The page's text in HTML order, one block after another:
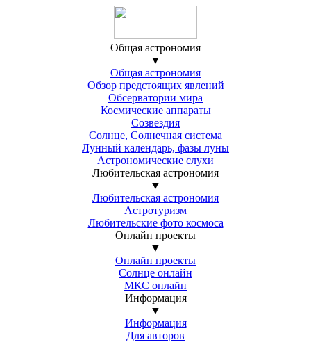
Общая астрономия
▼
Общая астрономия
Обзор предстоящих явлений
Обсерватории мира
Космические аппараты
Созвездия
Солнце, Солнечная система
Лунный календарь, фазы луны
Астрономические слухи
Любительская астрономия
▼
Любительская астрономия
Астротуризм
Любительские фото космоса
Онлайн проекты
▼
Онлайн проекты
Солнце онлайн
МКС онлайн
Информация
▼
Информация
Для авторов